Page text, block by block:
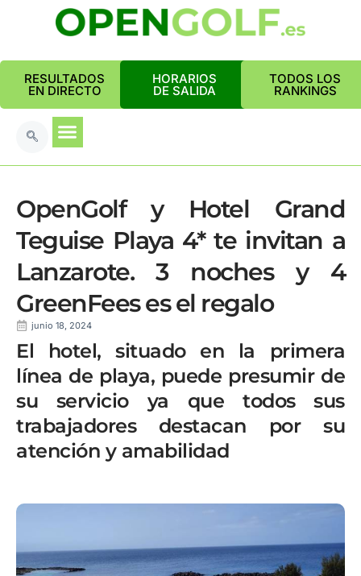
RESULTADOS
EN DIRECTO
HORARIOS
DE SALIDA
TODOS LOS
RANKINGS
OpenGolf y Hotel Grand
Teguise Playa 4* te invitan a
Lanzarote. 3 noches y 4
GreenFees es el regalo
junio 18, 2024
El hotel, situado en la primera
línea de playa, puede presumir de
su servicio ya que todos sus
trabajadores destacan por su
atención y amabilidad